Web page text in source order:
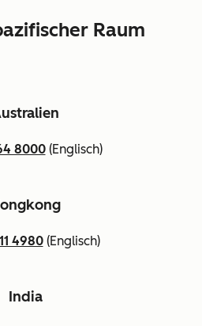
Raum
8000(Englisch)
4980(Englisch)
India